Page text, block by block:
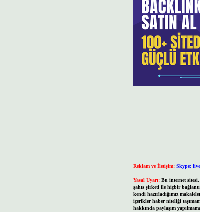
Reklam ve İletişim: Skype:
Yasal Uyarı: Bu internet
şahıs şirketi ile hiçbir
kendi hazırladığımız
içerikler haber niteliği
hakkında paylaşım